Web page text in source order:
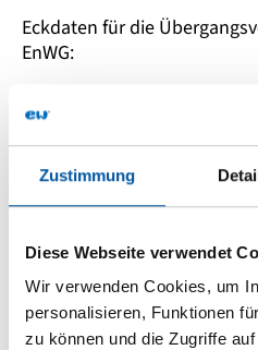
Zustimmung
Diese Webseite verwendet
Wir verwenden Cookies, um
personalisieren, Funktionen
zu können und die Zugriffe
Eckdaten für die
EnWG:
gilt nur im Netzgebiet, in
GmbH Grundversorger ist
Kündigungsfrist: tägliche
Aktuell gültige